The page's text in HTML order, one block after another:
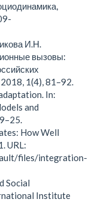
И.Н.
вызовы:
1(4), 81–92.
In:
and
How Well
URL:
files/integration-
Social
Institute